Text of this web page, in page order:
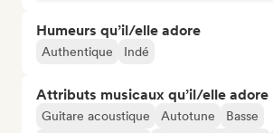
Humeurs qu’il/elle adore
Authentique Indé
Attributs musicaux qu’il/elle adore
Guitare acoustique Autotune
Basse